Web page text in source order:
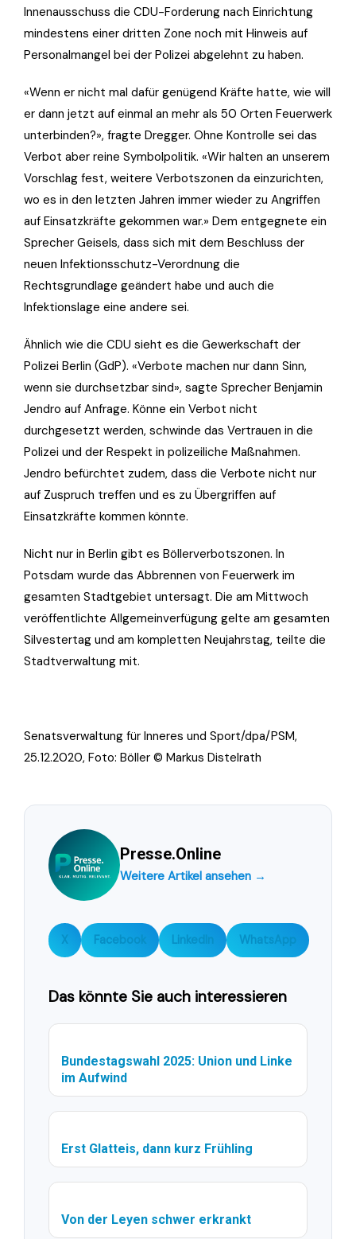
Innenausschuss die CDU-Forderung nach Einrichtung
mindestens einer dritten Zone noch mit Hinweis auf
Personalmangel bei der Polizei abgelehnt zu haben.
«Wenn er nicht mal dafür genügend Kräfte hatte, wie will
er dann jetzt auf einmal an mehr als 50 Orten Feuerwerk
unterbinden?», fragte Dregger. Ohne Kontrolle sei das
Verbot aber reine Symbolpolitik. «Wir halten an unserem
Vorschlag fest, weitere Verbotszonen da einzurichten,
wo es in den letzten Jahren immer wieder zu Angriffen
auf Einsatzkräfte gekommen war.» Dem entgegnete ein
Sprecher Geisels, dass sich mit dem Beschluss der
neuen Infektionsschutz-Verordnung die
Rechtsgrundlage geändert habe und auch die
Infektionslage eine andere sei.
Ähnlich wie die CDU sieht es die Gewerkschaft der
Polizei Berlin (GdP). «Verbote machen nur dann Sinn,
wenn sie durchsetzbar sind», sagte Sprecher Benjamin
Jendro auf Anfrage. Könne ein Verbot nicht
durchgesetzt werden, schwinde das Vertrauen in die
Polizei und der Respekt in polizeiliche Maßnahmen.
Jendro befürchtet zudem, dass die Verbote nicht nur
auf Zuspruch treffen und es zu Übergriffen auf
Einsatzkräfte kommen könnte.
Nicht nur in Berlin gibt es Böllerverbotszonen. In
Potsdam wurde das Abbrennen von Feuerwerk im
gesamten Stadtgebiet untersagt. Die am Mittwoch
veröffentlichte Allgemeinverfügung gelte am gesamten
Silvestertag und am kompletten Neujahrstag, teilte die
Stadtverwaltung mit.
Senatsverwaltung für Inneres und Sport/dpa/PSM,
25.12.2020, Foto: Böller © Markus Distelrath
Presse.Online
Weitere Artikel ansehen →
X Facebook LinkedIn WhatsApp
Das könnte Sie auch interessieren
Bundestagswahl 2025: Union und Linke
im Aufwind
Erst Glatteis, dann kurz Frühling
Von der Leyen schwer erkrankt